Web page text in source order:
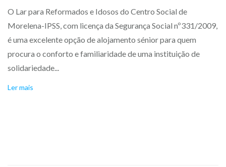
O Lar para Reformados e Idosos do Centro Social de
Morelena-IPSS, com licença da Segurança Social nº331/2009,
é uma excelente opção de alojamento sénior para quem
procura o conforto e familiaridade de uma instituição de
solidariedade...
Ler mais